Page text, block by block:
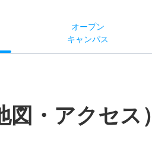
オープン
キャンパス
・アクセス）